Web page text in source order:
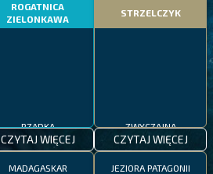
ROGATNICA
ZIELONKAWA
RZADKA
CZYTAJ WIĘCEJ
STRZELCZYK
ZWYCZAJNA
CZYTAJ WIĘCEJ
MADAGASKAR JEZIORA PATAGONII